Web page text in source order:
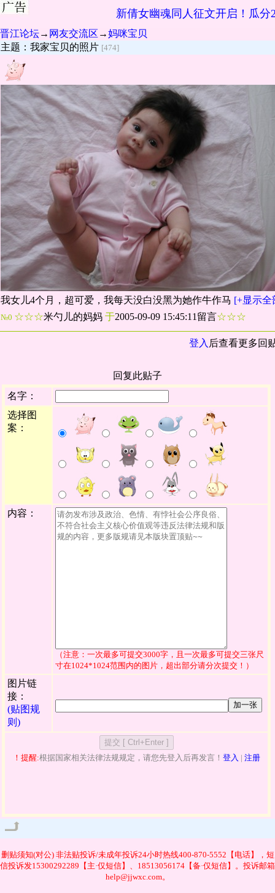
新倩女幽魂同人征文开启！瓜分
晋江论坛→ 网友交流区 →妈咪宝贝
主题：我家宝贝的照片 [474]
我女儿4个月，超可爱，我每天没白没黑为她作牛作马 [+显示全
№0 ☆☆☆米勺儿的妈妈 于2005-09-09 15:45:11留言☆☆☆
登入 后查看更多回
回复此贴子
名字：
选择图
案：
内容：
（注意：一次最多可提交3000字，且一次最多可提交三张尺
寸在1024*1024范围内的图片，超出部分请分次提交！）
图片链
接：
(贴图规
则)
加一张
！提醒:根据国家相关法律法规规定，请您先登入后再发言！ 登入 | 注册
删贴须知(对公)非法贴投诉/未成年投诉24小时热线400-870-5552【电话】，短
信投诉发15300292289【主·仅短信】、18513056174【备·仅短信】。投诉邮箱
help@jjwxc.com。